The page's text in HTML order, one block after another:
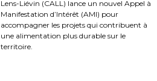
Lens-Liévin (CALL) lance un nouvel Appel à
Manifestation d’Intérêt (AMI) pour
accompagner les projets qui contribuent à
une alimentation plus durable sur le
territoire.